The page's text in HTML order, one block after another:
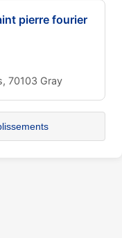
pierre fourier
70103 Gray